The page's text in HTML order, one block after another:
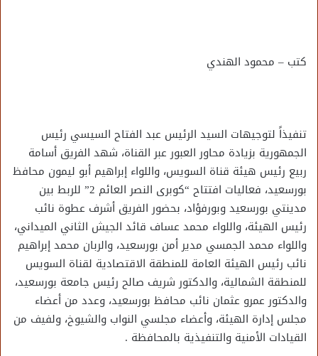
كتب – محمود الهندي
تنفيذاً لتوجيهات السيد الرئيس عبد الفتاح السيسي رئيس
الجمهورية بزيادة محاور العبور عبر القناة، شهد الفريق أسامة
ربيع رئيس هيئة قناة السويس، واللواء إبراهيم أبو ليمون محافظ
بورسعيد، فعاليات افتتاح “كوبرى النصر العائم 2” للربط بين
مدينتي بورسعيد وبورفؤاد، بحضور الفريق أشرف عطوة نائب
رئيس الهيئة، واللواء محمد عساف قائد الجيش الثاني الميداني،
واللواء محمد الجمسي مدير أمن بورسعيد، والربان محمد إبراهيم
نائب رئيس الهيئة العامة للمنطقة الاقتصادية لقناة السويس
للمنطقة الشمالية، والدكتور شريف صالح رئيس جامعة بورسعيد،
والدكتور عمرو عثمان نائب محافظ بورسعيد، وعدد من أعضاء
مجلس إدارة الهيئة، وأعضاء مجلسي النواب والشيوخ، ولفيف من
القيادات الأمنية والتنفيذية بالمحافظة .